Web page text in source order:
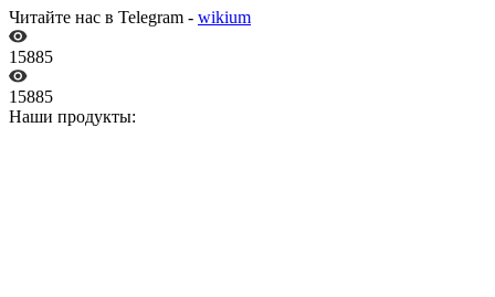
Читайте нас в Telegram - wikium
15885
15885
Наши продукты: